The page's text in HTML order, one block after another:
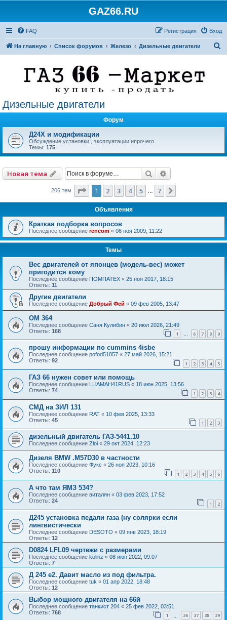
GAZ66.RU
FAQ Вход
Регистрация
На главную Список форумов Железо Дизельные двигатели
Дизельные двигатели
Форум
Д24Х и модификации
Обсуждение установки , эксплуатации ипрочего
Темы: 175
Новая тема Поиск
206 тем Страница из 7
1 2 3 4 5 7
Объявления
Краткая подборка вопросов
Последнее сообщение rencom « 06 ноя 2009, 11:22
Темы
Вес двигателей от японцев (модель-вес) может
пригодится кому
Последнее сообщение ПОМПАТЕХ « 25 ноя 2017, 18:15
Ответы: 11
Другие двигатели
Последнее сообщение Добрый Фей « 09 фев 2005, 13:47
OM 364
Последнее сообщение Саня Кулибин « 20 июл 2026, 21:49
Ответы: 168 1 6 7 8 9
прошу информации по cummins 4isbe
Последнее сообщение pofod51857 « 27 май 2026, 15:21
Ответы: 92 1 2 3 4 5
ГАЗ 66 нужен совет или помощь
Последнее сообщение LLlAMAH41RUS « 18 июн 2025, 13:56
Ответы: 74 1 2 3 4
СМД на ЗИЛ 131
Последнее сообщение RAT « 10 фев 2025, 13:33
Ответы: 45 1 2 3
дизельный двигатель ГАЗ-5441.10
Последнее сообщение Zloi « 29 окт 2024, 12:23
Дизеля BMW .M57D30 в частности
Последнее сообщение Фукс « 26 ноя 2023, 10:16
Ответы: 110 1 2 3 4 5 6
А что там ЯМЗ 534?
Последнее сообщение виталян « 03 фев 2023, 17:52
Ответы: 24 1 2
Д245 установка педали газа (ну солярки если
лингвистически
Последнее сообщение DESOTO « 09 янв 2023, 18:19
Ответы: 12
D0824 LFL09 чертежи с размерами
Последнее сообщение kolinz « 08 июн 2022, 09:07
Ответы: 7
Д 245 е2. Давит масло из под фильтра.
Последнее сообщение tuk « 01 апр 2022, 18:48
Ответы: 12
Выбор мощного двигателя на 66й
Последнее сообщение танкист 204 « 25 фев 2022, 03:51
Ответы: 768 1 36 37 38 39